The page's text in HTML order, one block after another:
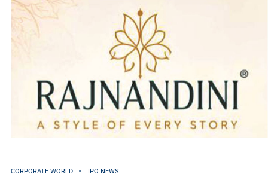
CORPORATE WORLD IPO NEWS